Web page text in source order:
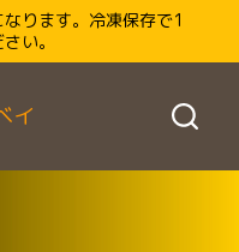
ります。冷凍保存で1
い。
イ